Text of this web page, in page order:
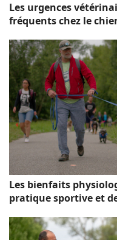
Les urgences
fréquents chez le
Les bienfaits
pratique sportive et